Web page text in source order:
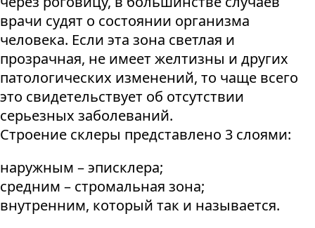
врачи судят о состоянии организма
человека. Если эта зона светлая и
прозрачная, не имеет желтизны и других
патологических изменений, то чаще всего
это свидетельствует об отсутствии
серьезных заболеваний.
Строение склеры представлено 3 слоями:
наружным – эписклера;
средним – стромальная зона;
внутренним, который так и называется.